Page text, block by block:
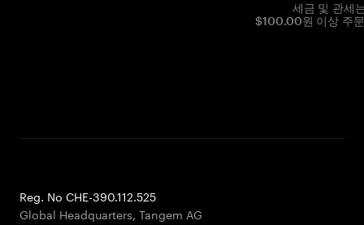
세금 및 관세
$100.00원 이상 주
Reg. No CHE-390.112.525
Global Headquarters, Tangem AG